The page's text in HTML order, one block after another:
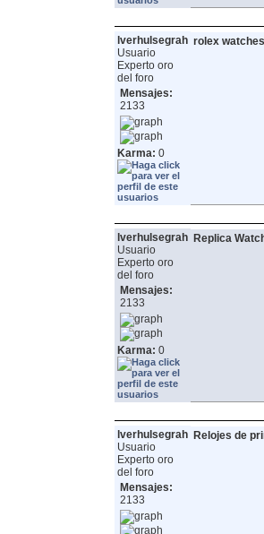
lverhulsegrah
Usuario
Experto oro
del foro
Mensajes:
2133
Karma: 0
rolex watches
lverhulsegrah
Usuario
Experto oro
del foro
Mensajes:
2133
Karma: 0
Replica
lverhulsegrah
Usuario
Experto oro
del foro
Mensajes:
2133
Relojes de